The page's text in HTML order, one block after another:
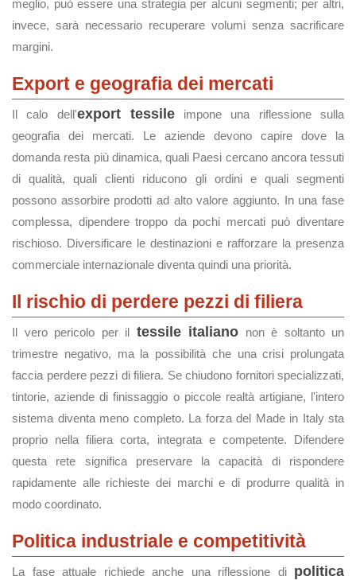
meglio, può essere una strategia per alcuni segmenti; per altri,
invece, sarà necessario recuperare volumi senza sacrificare
margini.
Export e geografia dei mercati
Il calo dell'export tessileimpone una riflessione sulla
geografia dei mercati. Le aziende devono capire dove la
domanda resta più dinamica, quali Paesi cercano ancora tessuti
di qualità, quali clienti riducono gli ordini e quali segmenti
possono assorbire prodotti ad alto valore aggiunto. In una fase
complessa, dipendere troppo da pochi mercati può diventare
rischioso. Diversificare le destinazioni e rafforzare la presenza
commerciale internazionale diventa quindi una priorità.
Il rischio di perdere pezzi di filiera
Il vero pericolo per il tessile italiano non è soltanto un
trimestre negativo, ma la possibilità che una crisi prolungata
faccia perdere pezzi di filiera. Se chiudono fornitori specializzati,
tintorie, aziende di finissaggio o piccole realtà artigiane, l'intero
sistema diventa meno completo. La forza del Made in Italy sta
proprio nella filiera corta, integrata e competente. Difendere
questa rete significa preservare la capacità di rispondere
rapidamente alle richieste dei marchi e di produrre qualità in
modo coordinato.
Politica industriale e competitività
La fase attuale richiede anche una riflessione di politica